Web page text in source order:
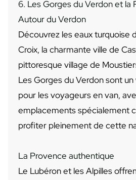
6. Les Gorges du Verdon et la
Autour du Verdon
Découvrez les eaux turquoise
Croix, la charmante ville de
pittoresque village de
Les Gorges du Verdon sont
pour les voyageurs en van,
emplacements spécialement
profiter pleinement de cette
La Provence authentique
Le Lubéron et les Alpilles